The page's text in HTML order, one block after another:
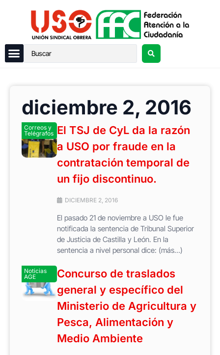
diciembre 2, 2016
Correos y
Telégrafos El TSJ de CyL da la razón
a USO por fraude en la
contratación temporal de
un fijo discontinuo.
DICIEMBRE 2, 2016
El pasado 21 de noviembre a USO le fue
notificada la sentencia de Tribunal Superior
de Justicia de Castilla y León. En la
sentencia a nivel personal dice: (más…)
Noticias
AGE
Concurso de traslados
general y específico del
Ministerio de Agricultura y
Pesca, Alimentación y
Medio Ambiente